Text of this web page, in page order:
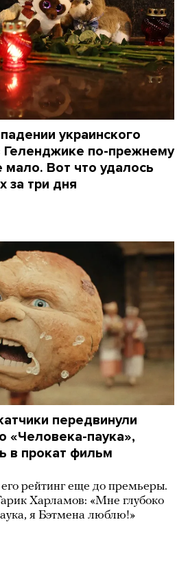
украинского
Геленджике по-прежнему
мало. Вот что удалось
за три дня
передвинули
«Человека-паука»,
в прокат фильм
рейтинг еще до премьеры.
Харламов: «Мне глубоко
я Бэтмена люблю!»